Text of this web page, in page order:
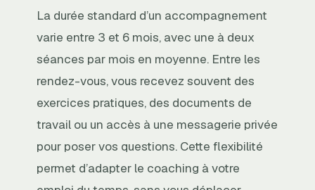
La durée standard d’un accompagnement
varie entre 3 et 6 mois, avec une à deux
séances par mois en moyenne. Entre les
rendez-vous, vous recevez souvent des
exercices pratiques, des documents de
travail ou un accès à une messagerie privée
pour poser vos questions. Cette flexibilité
permet d’adapter le coaching à votre